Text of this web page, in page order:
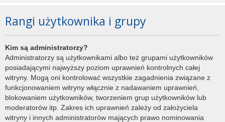
Rangi użytkownika i grupy
Kim są administratorzy?
Administratorzy są użytkownikami albo też grupami użytkowników
posiadającymi najwyższy poziom uprawnień kontrolnych całej
witryny. Mogą oni kontrolować wszystkie zagadnienia związane z
funkcjonowaniem witryny włącznie z nadawaniem uprawnień,
blokowaniem użytkowników, tworzeniem grup użytkowników lub
moderatorów itp. Zakres ich uprawnień zależy od założyciela
witryny i innych administratorów mających prawo nominowania